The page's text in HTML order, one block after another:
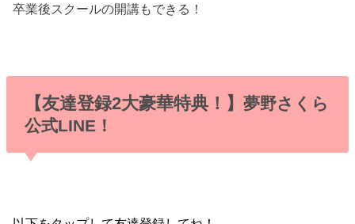
卒業後スクールの開講もできる！
【友達登録2大豪華特典！】 夢野さくら
公式LINE！